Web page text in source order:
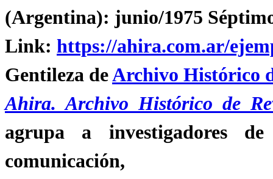
(Argentina): junio/1975
Link: https://ahira.com.ar/
Gentileza deArchivo Histórico
Ahira. Archivo Histórico de
agrupa a investigadores
comunicación,